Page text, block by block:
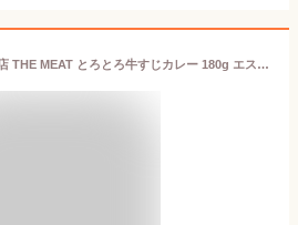
【公式】S&B 噂の名店 THE MEAT とろとろ牛すじカレー 180g エスビー食品 公式 レンジ対応 時短 簡便 レトルトカレー カレーレトルト 辛口 牛すじ ビーフカレー 京都丸太町 お食事処やまびこ 監修